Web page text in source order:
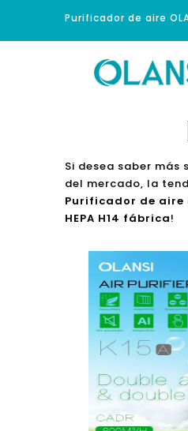
Purificador de aire
Si desea saber más
del mercado, la
Purificador de aire
HEPA H14 fábrica!